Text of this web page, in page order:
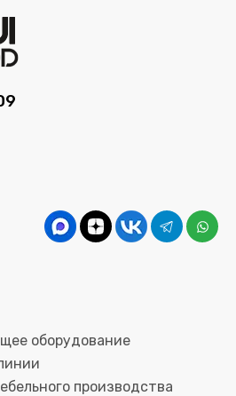
оборудование
производства